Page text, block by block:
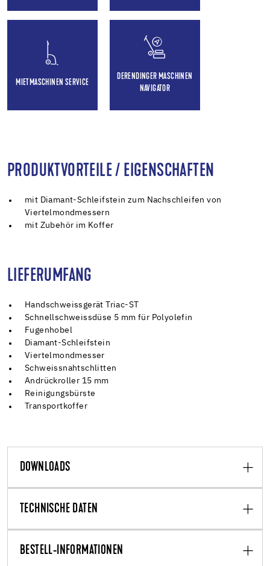
MIETMASCHINEN SERVICE
DERENDINGER MASCHINEN
NAVIGATOR
PRODUKTVORTEILE / EIGENSCHAFTEN
mit Diamant-Schleifstein zum Nachschleifen von
Viertelmondmessern
mit Zubehör im Koffer
LIEFERUMFANG
Handschweissgerät Triac-ST
Schnellschweissdüse 5 mm für Polyolefin
Fugenhobel
Diamant-Schleifstein
Viertelmondmesser
Schweissnahtschlitten
Andrückroller 15 mm
Reinigungsbürste
Transportkoffer
DOWNLOADS
TECHNISCHE DATEN
BESTELL-INFORMATIONEN